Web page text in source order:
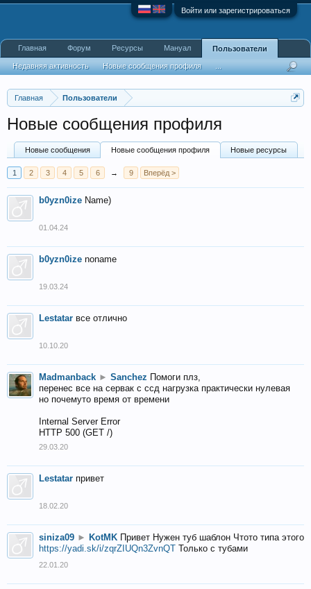
Войти или зарегистрироваться
Главная Пользователи
Новые сообщения профиля
Новые сообщения Новые сообщения профиля Новые ресурсы
1 2 3 4 5 6 → 9 Вперёд >
b0yzn0ize Name)
01.04.24
b0yzn0ize noname
19.03.24
Lestatar все отлично
10.10.20
Madmanback ► Sanchez Помоги плз,
перенес все на сервак с ссд нагрузка практически нулевая
но почемуто время от времени
Internal Server Error
HTTP 500 (GET /)
29.03.20
Lestatar привет
18.02.20
siniza09 ► KotMK Привет Нужен туб шаблон Чтото типа этого
https://yadi.sk/i/zqrZIUQn3ZvnQT Только с тубами
22.01.20
Главная Форум Ресурсы Мануал Пользователи
Недавняя активность Новые сообщения профиля